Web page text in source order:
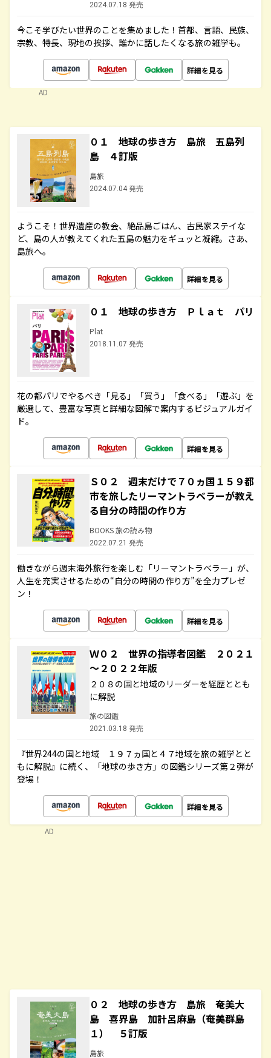
2024.07.18 発売
今こそ学びたい世界のことを集めました！首都、言語、民族、
宗教、特長、現地の挨拶、誰かに話したくなる旅の雑学も。
詳細を見る
AD
０１ 地球の歩き方 島旅 五島列
島 ４訂版
島旅
2024.07.04 発売
ようこそ！世界遺産の教会、絶品島ごはん、古民家ステイな
ど、島の人が教えてくれた五島の魅力をギュッと凝縮。さあ、
島旅へ。
詳細を見る
０１ 地球の歩き方 Ｐｌａｔ パリ
Plat
2018.11.07 発売
花の都パリでやるべき「見る」「買う」「食べる」「遊ぶ」を
厳選して、豊富な写真と詳細な図解で案内するビジュアルガイ
ド。
詳細を見る
Ｓ０２ 週末だけで７０ヵ国１５９都
市を旅したリーマントラベラーが教え
る自分の時間の作り方
BOOKS 旅の読み物
2022.07.21 発売
働きながら週末海外旅行を楽しむ「リーマントラベラー」が、
人生を充実させるための“自分の時間の作り方”を全力プレゼ
ン！
詳細を見る
Ｗ０２ 世界の指導者図鑑 ２０２１
～２０２２年版
２０８の国と地域のリーダーを経歴ととも
に解説
旅の図鑑
2021.03.18 発売
『世界244の国と地域 １９７ヵ国と４７地域を旅の雑学とと
もに解説』に続く、「地球の歩き方」の図鑑シリーズ第２弾が
登場！
詳細を見る
０２ 地球の歩き方 島旅 奄美大
島 喜界島 加計呂麻島（奄美群島
１） ５訂版
島旅
AD